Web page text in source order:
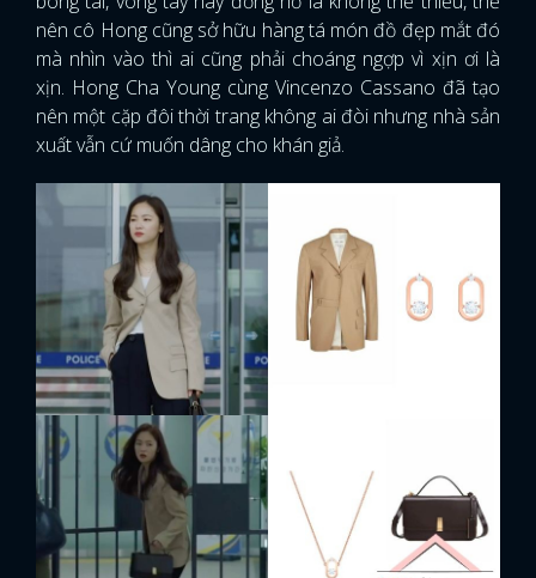
FACEBOOK GOOGLE
nên cô Hong cũng sở hữu hàng tá món đồ đẹp mắt đó
mà nhìn vào thì ai cũng phải choáng ngợp vì xịn ơi là
xịn. Hong Cha Young cùng Vincenzo Cassano đã tạo
nên một cặp đôi thời trang không ai đòi nhưng nhà sản
xuất vẫn cứ muốn dâng cho khán giả.